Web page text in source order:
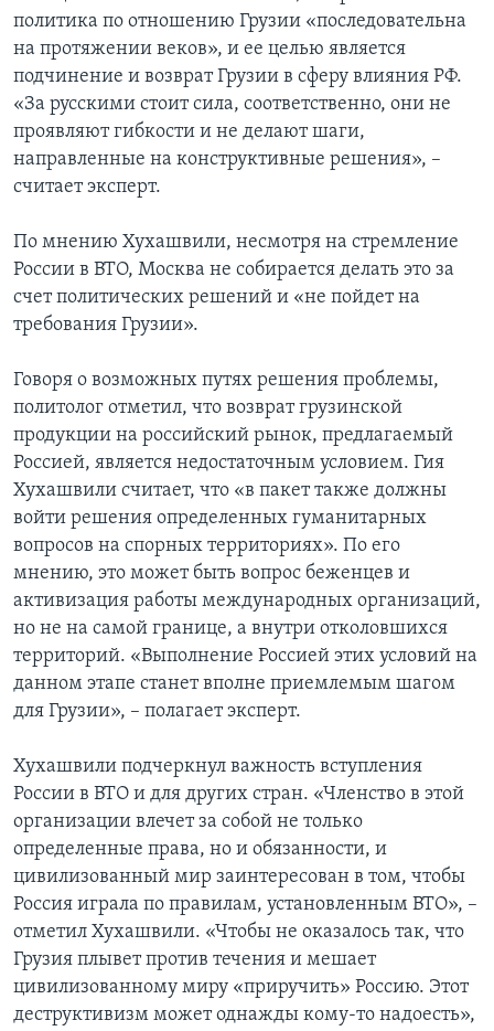
политика по отношению Грузии «последовательна
на протяжении веков», и ее целью является
подчинение и возврат Грузии в сферу влияния РФ.
«За русскими стоит сила, соответственно, они не
проявляют гибкости и не делают шаги,
направленные на конструктивные решения», –
считает эксперт.
По мнению Хухашвили, несмотря на стремление
России в ВТО, Москва не собирается делать это за
счет политических решений и «не пойдет на
требования Грузии».
Говоря о возможных путях решения проблемы,
политолог отметил, что возврат грузинской
продукции на российский рынок, предлагаемый
Россией, является недостаточным условием. Гия
Хухашвили считает, что «в пакет также должны
войти решения определенных гуманитарных
вопросов на спорных территориях». По его
мнению, это может быть вопрос беженцев и
активизация работы международных организаций,
но не на самой границе, а внутри отколовшихся
территорий. «Выполнение Россией этих условий на
данном этапе станет вполне приемлемым шагом
для Грузии», – полагает эксперт.
Хухашвили подчеркнул важность вступления
России в ВТО и для других стран. «Членство в этой
организации влечет за собой не только
определенные права, но и обязанности, и
цивилизованный мир заинтересован в том, чтобы
Россия играла по правилам, установленным ВТО», –
отметил Хухашвили. «Чтобы не оказалось так, что
Грузия плывет против течения и мешает
цивилизованному миру «приручить» Россию. Этот
деструктивизм может однажды кому-то надоесть»,